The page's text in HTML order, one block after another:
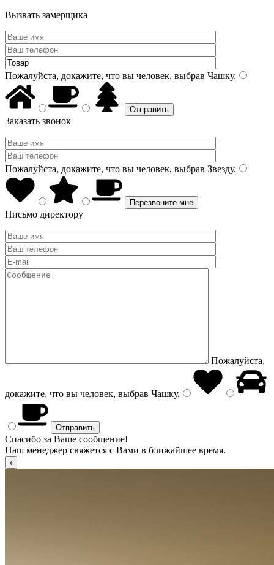
Вызвать замерщика
Пожалуйста, докажите, что вы человек, выбрав Чашку.
Заказать звонок
Пожалуйста, докажите, что вы человек, выбрав Звезду.
Письмо директору
Пожалуйста,
докажите, что вы человек, выбрав Чашку.
Спасибо за Ваше сообщение!
Наш менеджер свяжется с Вами в ближайшее время.